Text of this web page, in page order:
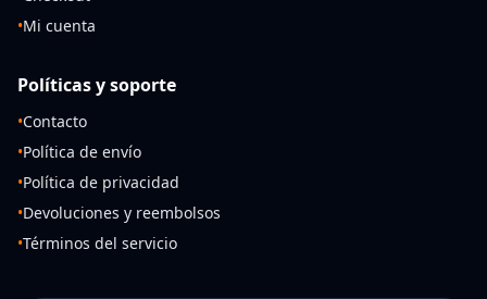
•Mi cuenta
Políticas y soporte
•Contacto
•Política de envío
•Política de privacidad
•Devoluciones y reembolsos
•Términos del servicio